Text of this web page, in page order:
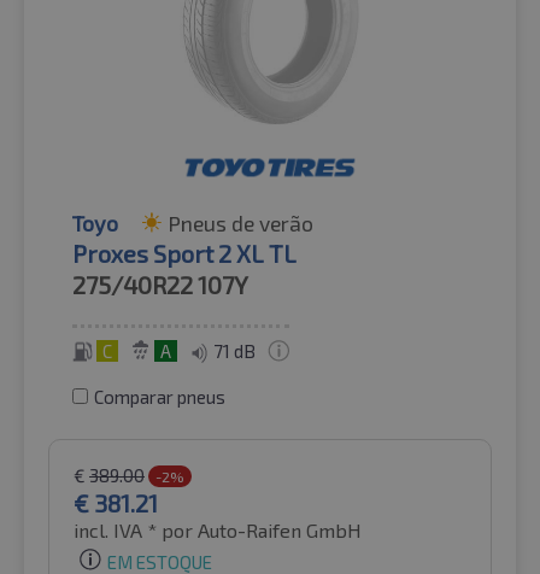
Toyo Pneus de verão
Proxes Sport 2 XL TL
275/40R22107Y
C A 71 dB
Comparar pneus
€ 389.00 -2%
€ 381.21
incl. IVA * por Auto-Raifen GmbH
EM ESTOQUE